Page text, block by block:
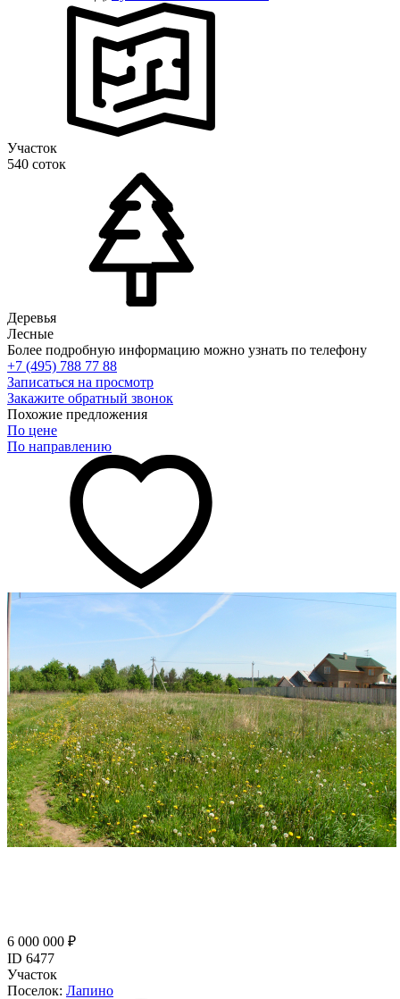
Участок
540 соток
Деревья
Лесные
Более подробную информацию можно узнать по телефону
+7 (495) 788 77 88
Записаться на просмотр
Закажите обратный звонок
Похожие предложения
По цене
По направлению
6 000 000 ₽
ID 6477
Участок
Поселок: Лапино